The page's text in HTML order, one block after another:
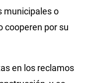
municipales o
cooperen por su
en los reclamos